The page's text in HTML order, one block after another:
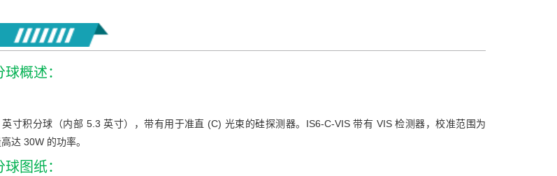
概述：
寸积分球（内部 5.3 英寸），带有用于准直 (C) 光束的硅探测器。IS6-C-VIS 带有 VIS 检测器，校准范围为
达 30W 的功率。
图纸：